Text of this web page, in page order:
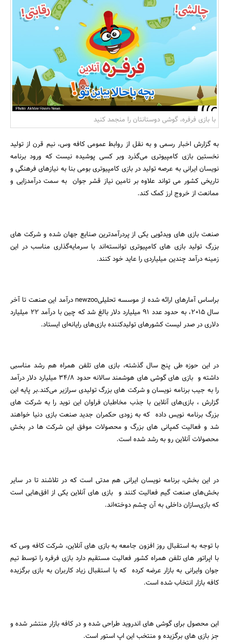
بانک، بیمه و سرمایه
جستجو
با بازی فرفره، گوشی دوستانتان را منجمد کنید
به گزارش اخبار رسمی و به نقل از روابط عمومی کافه وس، نیم قرن از تولید
نخستین بازی کامپیوتری می‌گذرد وبر کسی پوشیده نیست که ورود برنامه
نویسان ایرانی به عرصه تولید در بازی کامپیوتری بومی بنا به نیازهای فرهنگی و
تاریخی کشور می تواند علاوه بر تامین نیاز قشر جوان به سمت درآمدزایی و
ممانعت از خروج ارز کمک کند.
صنعت بازی‌‌ های ویدئویی یکی از پردرآمدترین صنایع جهان شده‌ و شرکت های
بزرگ تولید بازی های کامپیوتری توانسته‌اند با سرمایه‌گذاری مناسب در این
زمینه درآمد چندین میلیاردی را عاید خود کنند.
براساس آمارهای ارائه شده از موسسه تحلیلیnewzoo درآمد این صنعت تا آخر
سال 2015، به حدود عدد 91 میلیارد دلار بالغ شد که چین با درآمد 22 میلیارد
دلاری در صدر لیست کشورهای تولید‌کننده بازی‌های رایانه‌ای ایستاد.
در این حوزه طی پنج سال گذشته، بازی‌ های تلفن همراه هم رشد مناسبی
داشته و بازی‌ های گوشی‌ های هوشمند سالانه حدود 34/8 میلیارد دلار درآمد
را به جیب برنامه نویسان و شرکت های بزرگ تولیدی سرازیر می‌کند.بر پایه این
گزارش ، بازی‌های آنلاین با جذب مخاطبان فراوان این نوید را به شرکت های
بزرگ برنامه نویس داده که به زودی حکمران جدید صنعت بازی دنیا خواهند
شد و فعالیت کمپانی های بزرگ و محصولات موفق این شرکت ها در بخش
محصولات آنلاین رو به رشد شده است.
در این بخش، برنامه نویسان ایرانی هم مدتی است که در تلاشند تا در سایر
بخش‌‌های صنعت گیم فعالیت‌ کنند و بازی‌ های آنلاین یکی از افق‌هایی است
که بازی‌سازان داخلی به آن چشم دوخته‌اند.
با توجه به استقبال روز افزون جامعه به بازی های آنلاین، شرکت کافه وس که
با اپراتور های تلفن همراه کشور فعالیت مستقیم دارد بازی فرفره را توسط تیم
جوان وایرانی به بازار عرضه کرده که با استقبال زیاد کاربران به بازی برگزیده
کافه بازار انتخاب شده است.
این محصول برای گوشی های اندروید طراحی شده و در کافه بازار منتشر شده و
جز بازی های برگزیده و منتخب این اپ استور است.